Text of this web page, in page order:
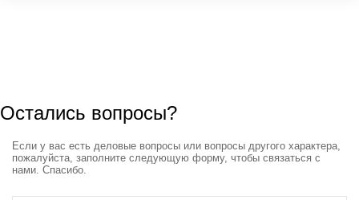
Остались вопросы?
Если у вас есть деловые вопросы или вопросы другого характера,
пожалуйста, заполните следующую форму, чтобы связаться с
нами. Спасибо.